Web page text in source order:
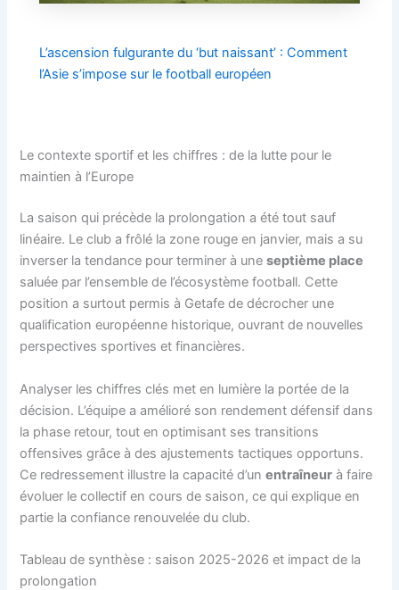
L’ascension fulgurante du ‘but naissant’ : Comment
l’Asie s’impose sur le football européen
Le contexte sportif et les chiffres : de la lutte pour le
maintien à l’Europe
La saison qui précède la prolongation a été tout sauf
linéaire. Le club a frôlé la zone rouge en janvier, mais a su
inverser la tendance pour terminer à uneseptième place
saluée par l’ensemble de l’écosystème football. Cette
position a surtout permis à Getafe de décrocher une
qualification européenne historique, ouvrant de nouvelles
perspectives sportives et financières.
Analyser les chiffres clés met en lumière la portée de la
décision. L’équipe a amélioré son rendement défensif dans
la phase retour, tout en optimisant ses transitions
offensives grâce à des ajustements tactiques opportuns.
Ce redressement illustre la capacité d’unentraîneur à faire
évoluer le collectif en cours de saison, ce qui explique en
partie la confiance renouvelée du club.
Tableau de synthèse : saison 2025-2026 et impact de la
prolongation